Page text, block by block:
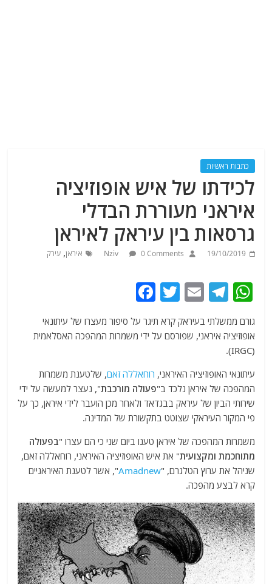
כתבות ראשיות
לכידתו של איש אופוזיציה
איראני מעוררת הבדלי
גרסאות בין עיראק לאיראן
19/10/2019
Nziv 0 Comments איראן,עירק
W
at
s
A
p
p
T
e
ra
m
E
ai
T
itt
a
c
b
o
o
k
גורם ממשלתי בעיראק קרא תיגר על סיפור מעצרו של עיתונאי
אופוזיציה איראני, שפורסם על ידי משמרות המהפכה האסלאמית
(IRGC).
עיתונאי האופוזיציה האיראני, רוחאללה זאם, שלטענת משמרות
המהפכה של איראן נלכד ב"פעולה מורכבת", נעצר למעשה על ידי
שירותי הביון של עיראק בבגדאד ולאחר מכן הועבר לידי איראן, כך על
פי המקור העיראקי שצוטט בתקשורת של המדינה.
משמרות המהפכה של איראן טענו ביום שני כי הם עצרו "בפעולה
מתוחכמת ומקצועית" את איש האופוזיציה האיראני, רוחאללה זאם,
שניהל את ערוץ הטלגרם, "Amadnew", אשר לטענת האיראניים
קרא לבצע מהפכה.